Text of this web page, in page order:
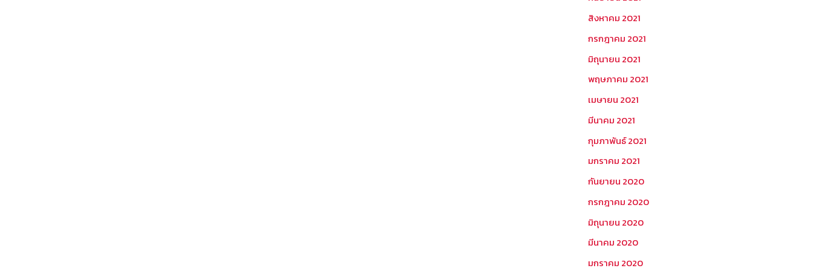
สิงหาคม 2021
กรกฎาคม 2021
มิถุนายน 2021
พฤษภาคม 2021
เมษายน 2021
มีนาคม 2021
กุมภาพันธ์ 2021
มกราคม 2021
กันยายน 2020
กรกฎาคม 2020
มิถุนายน 2020
มีนาคม 2020
มกราคม 2020